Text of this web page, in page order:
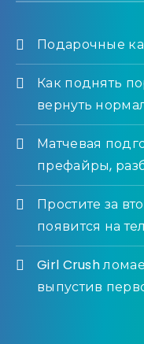
Подарочные
Как поднять
вернуть
Матчевая
префайры,
Простите за
появится на
Girl Crush
выпустив